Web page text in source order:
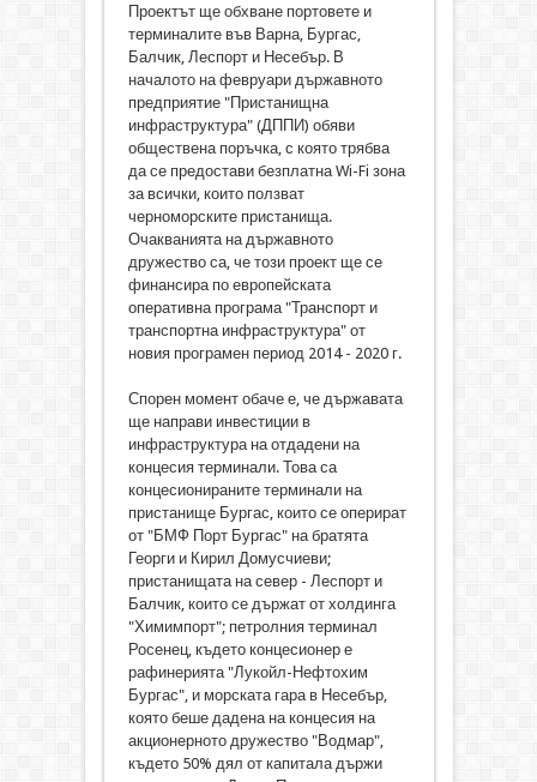
Проектът ще обхване портовете и
терминалите във Варна, Бургас,
Балчик, Леспорт и Несебър. В
началото на февруари държавното
предприятие "Пристанищна
инфраструктура" (ДППИ) обяви
обществена поръчка, с която трябва
да се предостави безплатна Wi-Fi зона
за всички, които ползват
черноморските пристанища.
Очакванията на държавното
дружество са, че този проект ще се
финансира по европейската
оперативна програма "Транспорт и
транспортна инфраструктура" от
новия програмен период 2014 - 2020 г.
Спорен момент обаче е, че държавата
ще направи инвестиции в
инфраструктура на отдадени на
концесия терминали. Това са
концесионираните терминали на
пристанище Бургас, които се оперират
от "БМФ Порт Бургас" на братята
Георги и Кирил Домусчиеви;
пристанищата на север - Леспорт и
Балчик, които се държат от холдинга
"Химимпорт"; петролния терминал
Росенец, където концесионер е
рафинерията "Лукойл-Нефтохим
Бургас", и морската гара в Несебър,
която беше дадена на концесия на
акционерното дружество "Водмар",
където 50% дял от капитала държи